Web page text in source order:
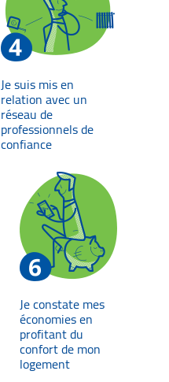
Je suis mis en
relation avec un
réseau de
professionnels de
confiance
Je constate mes
économies en
profitant du
confort de mon
logement